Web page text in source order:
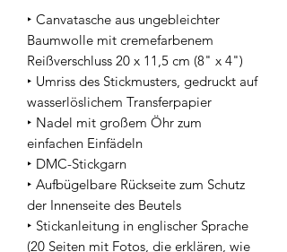
‣ Canvatasche aus ungebleichter
Baumwolle mit cremefarbenem
Reißverschluss 20 x 11,5 cm (8" x 4")
‣ Umriss des Stickmusters, gedruckt auf
wasserlöslichem Transferpapier
‣ Nadel mit großem Öhr zum
einfachen Einfädeln
‣ DMC-Stickgarn
‣ Aufbügelbare Rückseite zum Schutz
der Innenseite des Beutels
‣ Stickanleitung in englischer Sprache
(20 Seiten mit Fotos, die erklären, wie